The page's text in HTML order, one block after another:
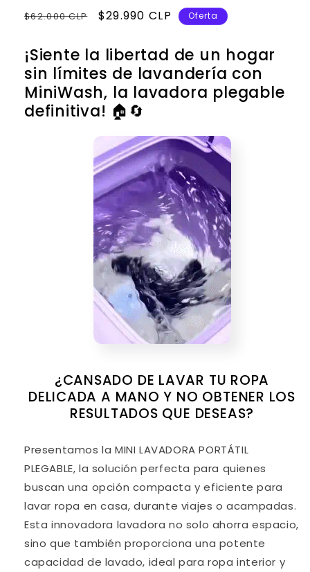
Precio
$62.000 CLP
Precio
oferta
$29.990 CLP Oferta
¡Siente la libertad de un hogar
sin límites de lavandería con
MiniWash, la lavadora plegable
definitiva! 🏠🔄
¿CANSADO DE LAVAR TU ROPA
DELICADA A MANO Y NO OBTENER LOS
RESULTADOS QUE DESEAS?
Presentamos la MINI LAVADORA PORTÁTIL
PLEGABLE, la solución perfecta para quienes
buscan una opción compacta y eficiente para
lavar ropa en casa, durante viajes o acampadas.
Esta innovadora lavadora no solo ahorra espacio,
sino que también proporciona una potente
capacidad de lavado, ideal para ropa interior y